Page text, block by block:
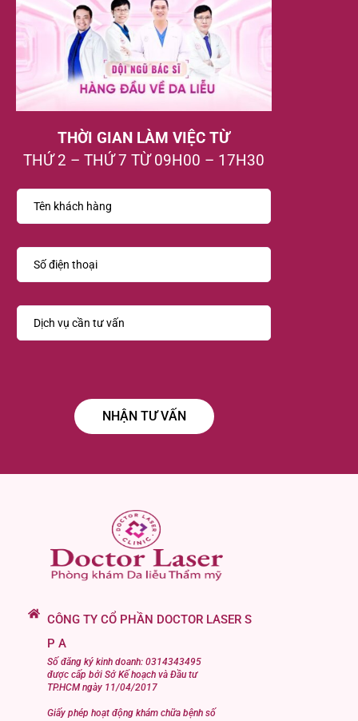
THỜI GIAN LÀM VIỆC TỪ
THỨ 2 – THỨ 7 TỪ 09H00 – 17H30
CÔNG TY CỔ PHẦN DOCTOR LASER S
P A
Số đăng ký kinh doanh: 0314343495
được cấp bởi Sở Kế hoạch và Đầu tư
TP.HCM ngày 11/04/2017
Giấy phép hoạt động khám chữa bệnh số